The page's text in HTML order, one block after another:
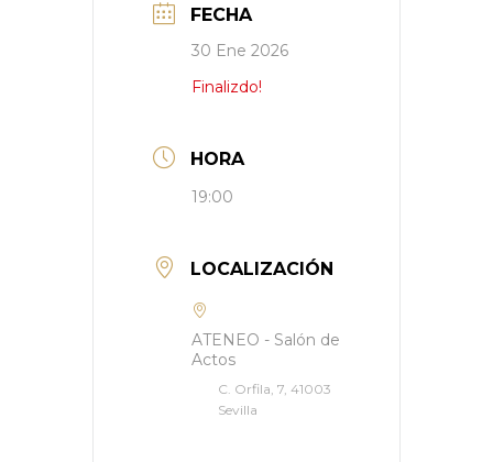
FECHA
30 Ene 2026
Finalizdo!
HORA
19:00
LOCALIZACIÓN
ATENEO - Salón de
Actos
C. Orfila, 7, 41003
Sevilla